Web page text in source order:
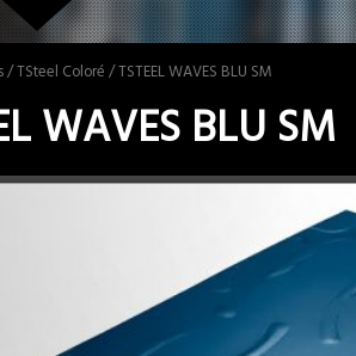
/TSteel Coloré / TSTEEL WAVES BLU SM
WAVES BLU SM